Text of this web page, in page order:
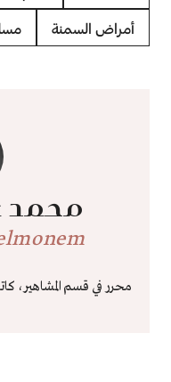
أمراض السمنة
محمد
محرر في قسم المشاهير،